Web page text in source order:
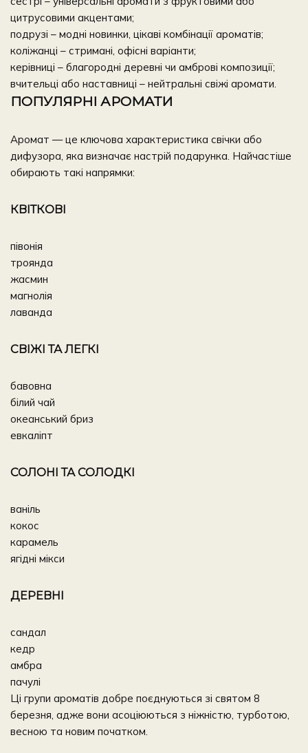
цитрусовими акцентами;
подрузі – модні новинки, цікаві комбінації ароматів;
коліжанці – стримані, офісні варіанти;
керівниці – благородні деревні чи амброві композиції;
вчительці або наставниці – нейтральні свіжі аромати.
ПОПУЛЯРНІ АРОМАТИ
Аромат — це ключова характеристика свічки або
дифузора, яка визначає настрій подарунка. Найчастіше
обирають такі напрямки:
КВІТКОВІ
півонія
троянда
жасмин
магнолія
лаванда
СВІЖІ ТА ЛЕГКІ
бавовна
білий чай
океанський бриз
евкаліпт
СОЛОНІ ТА СОЛОДКІ
ваніль
кокос
карамель
ягідні мікси
ДЕРЕВНІ
сандал
кедр
амбра
пачулі
Ці групи ароматів добре поєднуються зі святом 8
березня, адже вони асоціюються з ніжністю, турботою,
весною та новим початком.